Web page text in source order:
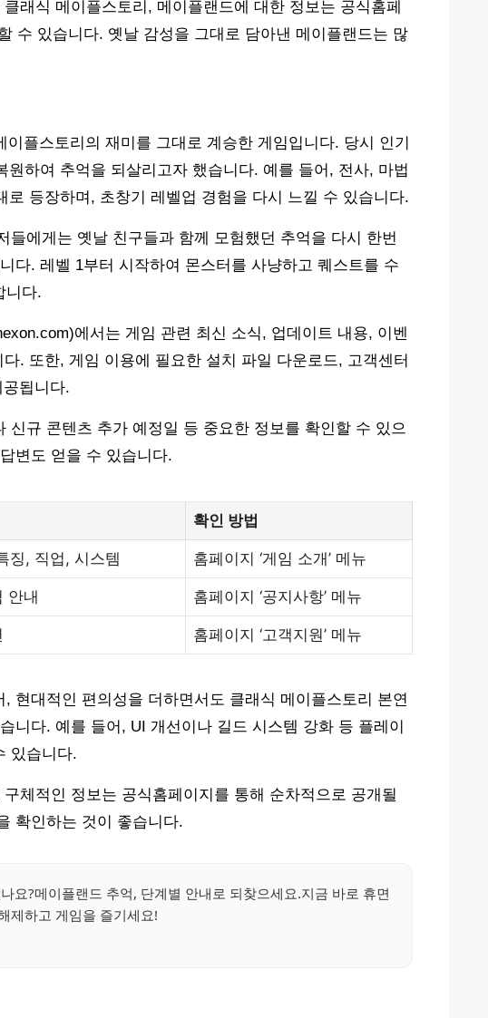
래식 메이플스토리, 메이플랜드에 대한 정보는 공식홈페
수 있습니다. 옛날 감성을 그대로 담아낸 메이플랜드는 많
플스토리의 재미를 그대로 계승한 게임입니다. 당시 인기
하여 추억을 되살리고자 했습니다. 예를 들어, 전사, 마법
등장하며, 초창기 레벨업 경험을 다시 느낄 수 있습니다.
들에게는 옛날 친구들과 함께 모험했던 추억을 다시 한번
다. 레벨 1부터 시작하여 몬스터를 사냥하고 퀘스트를 수
니다.
에서는 게임 관련 최신 소식, 업데이트 내용, 이벤
. 또한, 게임 이용에 필요한 설치 파일 다운로드, 고객센터
됩니다.
신규 콘텐츠 추가 예정일 등 중요한 정보를 확인할 수 있으
변도 얻을 수 있습니다.
확인 방법
징, 직업, 시스템 홈페이지 ‘게임 소개’ 메뉴
안내 홈페이지 ‘공지사항’ 메뉴
홈페이지 ‘고객지원’ 메뉴
현대적인 편의성을 더하면서도 클래식 메이플스토리 본연
니다. 예를 들어, UI 개선이나 길드 시스템 강화 등 플레이
있습니다.
체적인 정보는 공식홈페이지를 통해 순차적으로 공개될
확인하는 것이 좋습니다.
요?메이플랜드 추억, 단계별 안내로 되찾으세요.지금 바로 휴면
제하고 게임을 즐기세요!